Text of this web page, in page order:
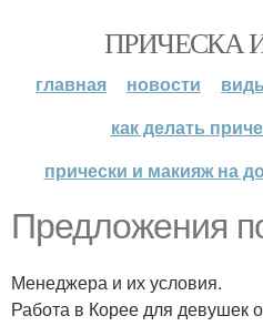
ПРИЧЕСКА
главная новости
как делать
прически и макияж на
Предложения
Менеджера и их условия.
Работа в Корее для девушек